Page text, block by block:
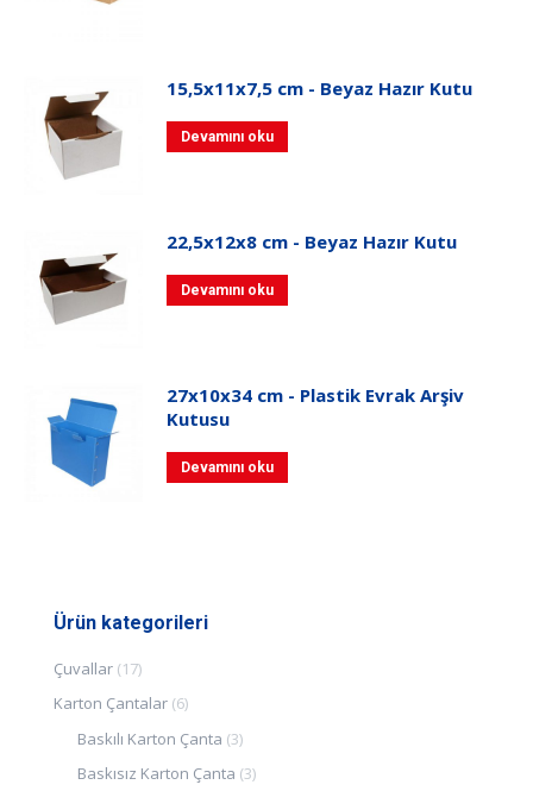
15,5x11x7,5 cm - Beyaz Hazır Kutu
Devamını oku
22,5x12x8 cm - Beyaz Hazır Kutu
Devamını oku
27x10x34 cm - Plastik Evrak Arşiv
Kutusu
Devamını oku
Ürün kategorileri
Çuvallar (17)
Karton Çantalar (6)
Baskılı Karton Çanta (3)
Baskısız Karton Çanta (3)